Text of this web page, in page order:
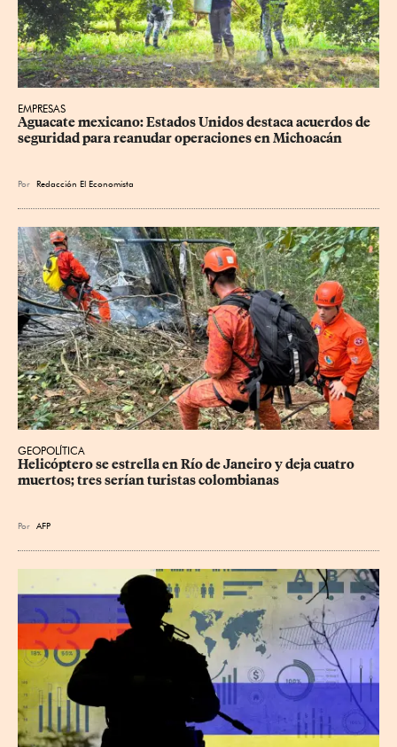
EMPRESAS
Aguacate mexicano: Estados Unidos destaca acuerdos de
seguridad para reanudar operaciones en Michoacán
Por Redacción El Economista
GEOPOLÍTICA
Helicóptero se estrella en Río de Janeiro y deja cuatro
muertos; tres serían turistas colombianas
Por AFP